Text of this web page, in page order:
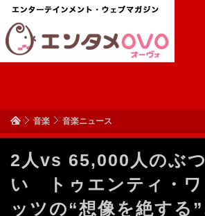
音楽 音楽ニュース
2人vs 65,000人のぶ
い トゥエンティ・ワ
ッツの“想像を絶する